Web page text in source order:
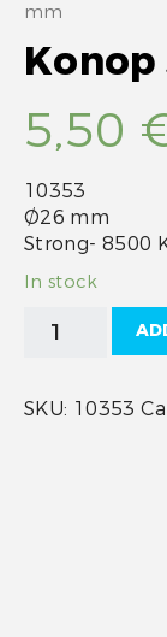
mm
5,50
10353
Ø26 mm
Strong- 8500
In stock
Konop
sukani
mm
quantity
SKU: 10353